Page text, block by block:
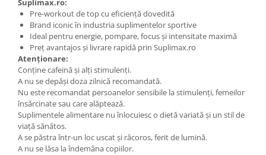
Suplimax.ro:
Pre-workout de top cu eficiență dovedită
Brand iconic în industria suplimentelor sportive
Ideal pentru energie, pompare, focus și intensitate maximă
Preț avantajos și livrare rapidă prin Suplimax.ro
Atenționare:
Conține cafeină și alți stimulenți.
A nu se depăși doza zilnică recomandată.
Nu este recomandat persoanelor sensibile la stimulenți, femeilor
însărcinate sau care alăptează.
Suplimentele alimentare nu înlocuiesc o dietă variată și un stil de
viață sănătos.
A se păstra într-un loc uscat și răcoros, ferit de lumină.
A nu se lăsa la îndemâna copiilor.